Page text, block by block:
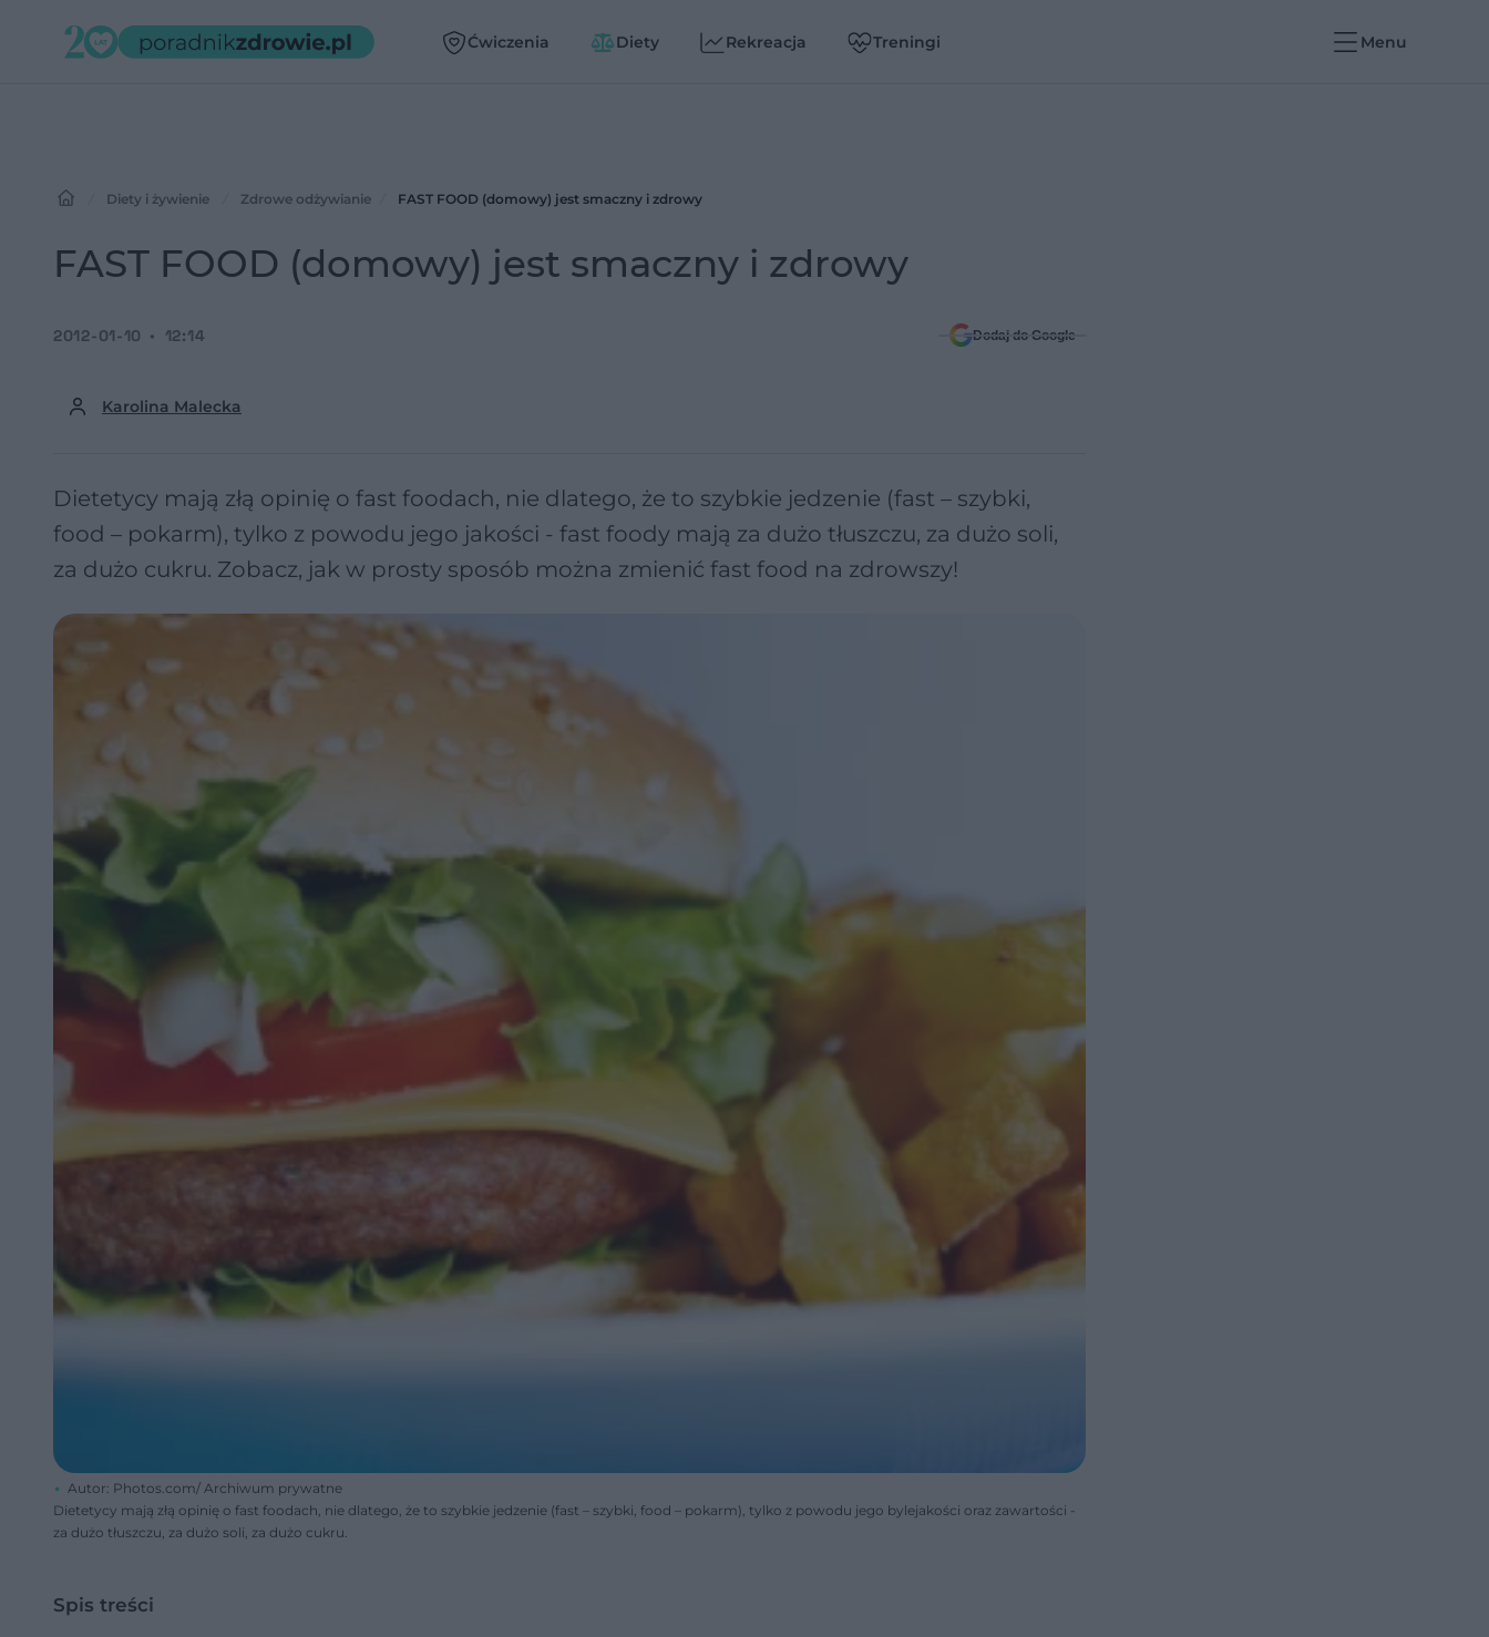
Ćwiczenia Diety Rekreacja Treningi Menu
Diety i żywienie Zdrowe odżywianie FAST FOOD (domowy) jest smaczny i zdrowy
FAST FOOD (domowy) jest smaczny i zdrowy
Karolina Malecka
2012-01-10 12:14 Dodaj do Google
Dietetycy mają złą opinię o fast foodach, nie dlatego, że to szybkie jedzenie (fast – szybki,
food – pokarm), tylko z powodu jego jakości - fast foody mają za dużo tłuszczu, za dużo soli,
za dużo cukru. Zobacz, jak w prosty sposób można zmienić fast food na zdrowszy!
Autor: Photos.com/ Archiwum prywatne
Dietetycy mają złą opinię o fast foodach, nie dlatego, że to szybkie jedzenie (fast – szybki, food – pokarm), tylko z powodu jego bylejakości oraz zawartości -
za dużo tłuszczu, za dużo soli, za dużo cukru.
Spis treści